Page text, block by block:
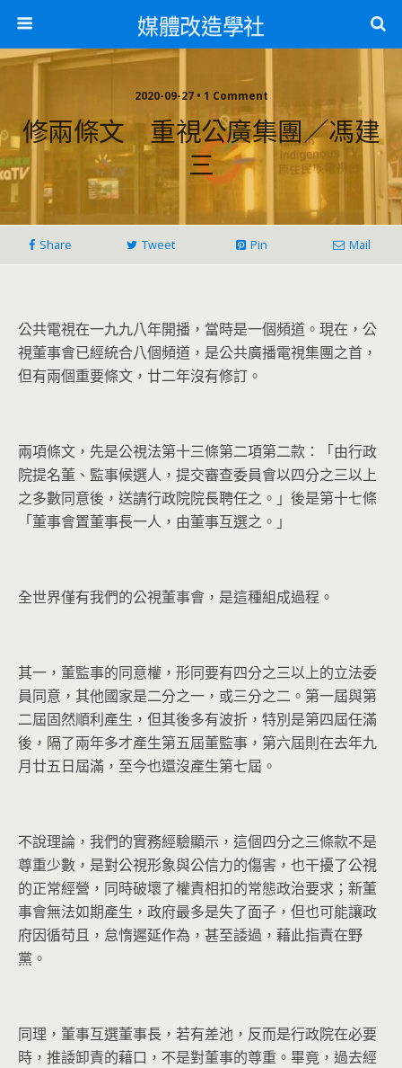
媒體改造學社
2020-09-27 • 1 Comment
修兩條文 重視公廣集團／馮建
三
Share Tweet Pin Mail
公共電視在一九九八年開播，當時是一個頻道。現在，公
視董事會已經統合八個頻道，是公共廣播電視集團之首，
但有兩個重要條文， 廿二年沒有修訂。
兩項條文，先是公視法第十三條第二項第二款：「由行政
院提名董、 監事候選人，提交審查委員會以四分之三以上
之多數同意後， 送請行政院院長聘任之。」後是第十七條
「董事會置董事長一人， 由董事互選之。」
全世界僅有我們的公視董事會，是這種組成過程。
其一，董監事的同意權，形同要有四分之三以上的立法委
員同意， 其他國家是二分之一，或三分之二。第一屆與第
二屆固然順利產生， 但其後多有波折，特別是第四屆任滿
後， 隔了兩年多才產生第五屆董監事，第六屆則在去年九
月廿五日屆滿， 至今也還沒產生第七屆。
不說理論，我們的實務經驗顯示，這個四分之三條款不是
尊重少數， 是對公視形象與公信力的傷害，也干擾了公視
的正常經營， 同時破壞了權責相扣的常態政治要求；新董
事會無法如期產生， 政府最多是失了面子，但也可能讓政
府因循苟且，怠惰遲延作為， 甚至諉過，藉此指責在野
黨。
同理，董事互選董事長，若有差池，反而是行政院在必要
時， 推諉卸責的藉口，不是對董事的尊重。畢竟，過去經